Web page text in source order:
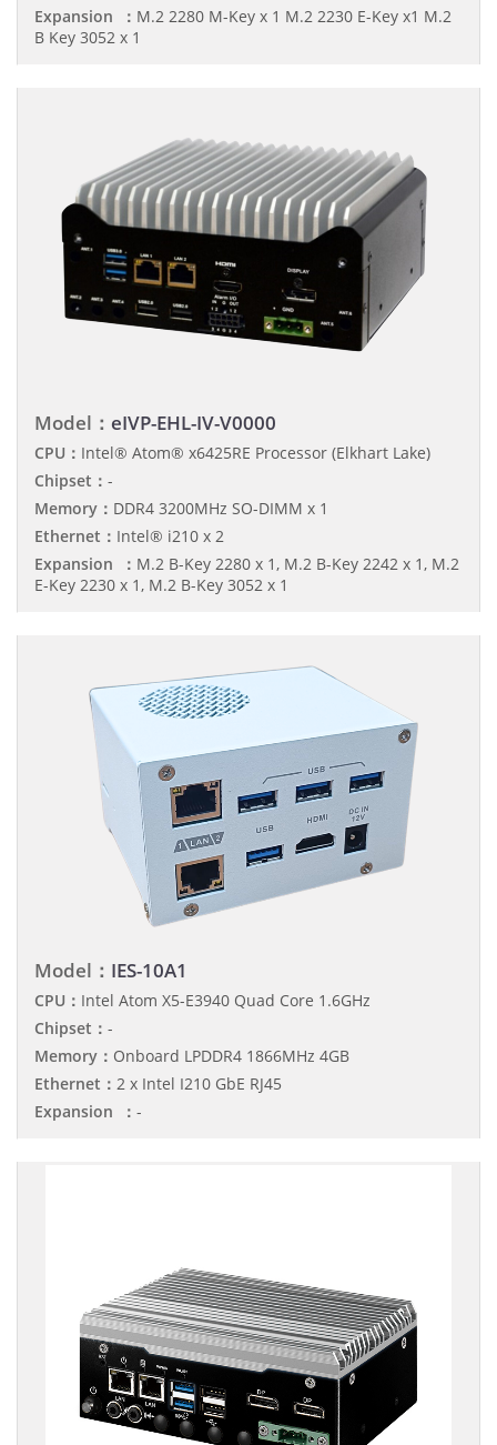
Expansion ： M.2 2280 M-Key x 1 M.2 2230 E-Key x1 M.2
B Key 3052 x 1
Model： eIVP-EHL-IV-V0000
CPU： Intel® Atom® x6425RE Processor (Elkhart Lake)
Chipset： -
Memory： DDR4 3200MHz SO-DIMM x 1
Ethernet： Intel® i210 x 2
Expansion ： M.2 B-Key 2280 x 1, M.2 B-Key 2242 x 1, M.2
E-Key 2230 x 1, M.2 B-Key 3052 x 1
Model： IES-10A1
CPU： Intel Atom X5-E3940 Quad Core 1.6GHz
Chipset： -
Memory： Onboard LPDDR4 1866MHz 4GB
Ethernet： 2 x Intel I210 GbE RJ45
Expansion ： -